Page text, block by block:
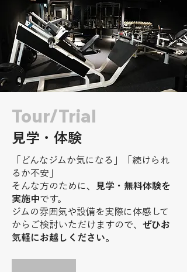
Tour/Trial
見学・体験
「どんなジムか気になる」「続けられ
るか不安」
そんな方のために、
見学・無料体験を
実施中です。
ジムの雰囲気や設備を実際に体感して
からご検討いただけますので、 ぜひお
気軽にお越しください。